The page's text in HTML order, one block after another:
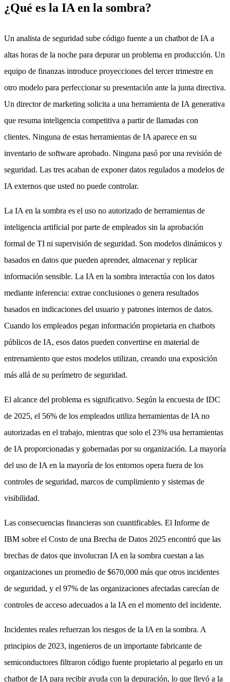
¿Qué es la IA en la sombra?
Un analista de seguridad sube código fuente a un chatbot de IA a
altas horas de la noche para depurar un problema en producción. Un
equipo de finanzas introduce proyecciones del tercer trimestre en
otro modelo para perfeccionar su presentación ante la junta directiva.
Un director de marketing solicita a una herramienta de IA generativa
que resuma inteligencia competitiva a partir de llamadas con
clientes. Ninguna de estas herramientas de IA aparece en su
inventario de software aprobado. Ninguna pasó por una revisión de
seguridad. Las tres acaban de exponer datos regulados a modelos de
IA externos que usted no puede controlar.
La IA en la sombra es el uso no autorizado de herramientas de
inteligencia artificial por parte de empleados sin la aprobación
formal de TI ni supervisión de seguridad. Son modelos dinámicos y
basados en datos que pueden aprender, almacenar y replicar
información sensible. La IA en la sombra interactúa con los datos
mediante inferencia: extrae conclusiones o genera resultados
basados en indicaciones del usuario y patrones internos de datos.
Cuando los empleados pegan información propietaria en chatbots
públicos de IA, esos datos pueden convertirse en material de
entrenamiento que estos modelos utilizan, creando una exposición
más allá de su perímetro de seguridad.
El alcance del problema es significativo. Según la encuesta de IDC
de 2025, el 56% de los empleados utiliza herramientas de IA no
autorizadas en el trabajo, mientras que solo el 23% usa herramientas
de IA proporcionadas y gobernadas por su organización. La mayoría
del uso de IA en la mayoría de los entornos opera fuera de los
controles de seguridad, marcos de cumplimiento y sistemas de
visibilidad.
Las consecuencias financieras son cuantificables. El Informe de
IBM sobre el Costo de una Brecha de Datos 2025 encontró que las
brechas de datos que involucran IA en la sombra cuestan a las
organizaciones un promedio de $670,000 más que otros incidentes
de seguridad, y el 97% de las organizaciones afectadas carecían de
controles de acceso adecuados a la IA en el momento del incidente.
Incidentes reales refuerzan los riesgos de la IA en la sombra. A
principios de 2023, ingenieros de un importante fabricante de
semiconductores filtraron código fuente propietario al pegarlo en un
chatbot de IA para recibir ayuda con la depuración, lo que llevó a la